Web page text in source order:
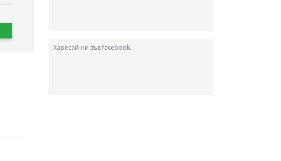
Харесай ни във facebook.